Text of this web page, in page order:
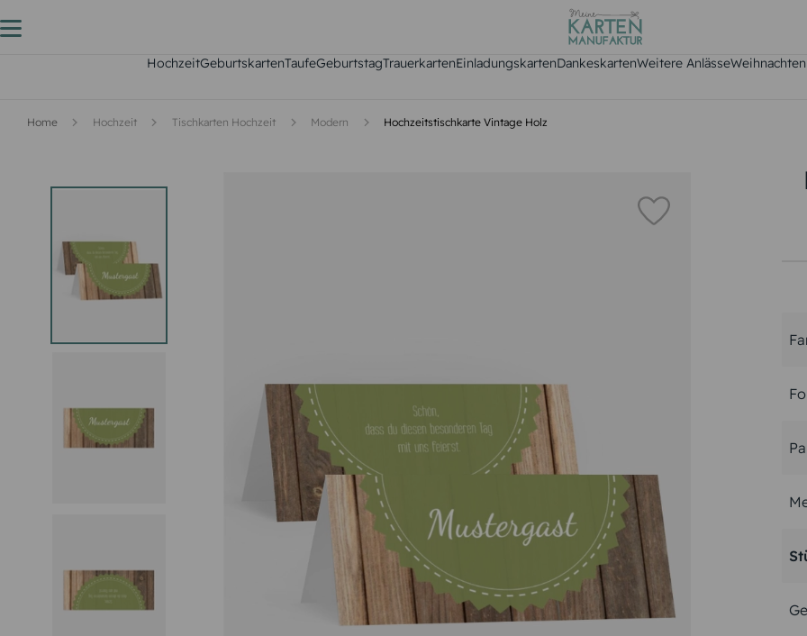
HochzeitGeburtskartenTaufeGeburtstagTrauerkartenEinladungskartenDankeskartenWeitere AnlässeWeihnachten
Home Hochzeit Tischkarten Hochzeit Modern Hochzeitstischkarte Vintage Holz